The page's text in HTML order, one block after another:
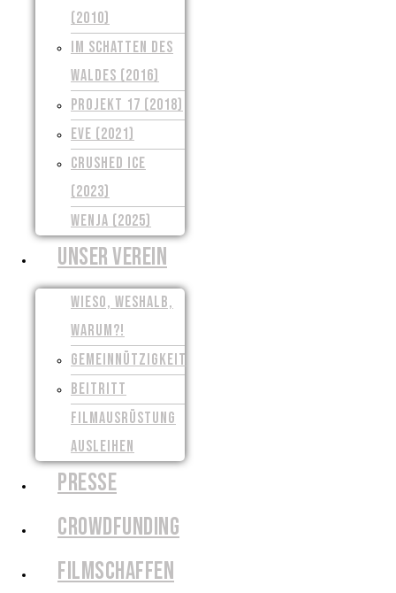
(2010)
IM SCHATTEN DES
WALDES (2016)
PROJEKT 17 (2018)
EVE (2021)
CRUSHED ICE
(2023)
WENJA (2025)
UNSER VEREIN
WIESO, WESHALB,
WARUM?!
GEMEINNÜTZIGKEIT
BEITRITT
FILMAUSRÜSTUNG
AUSLEIHEN
PRESSE
CROWDFUNDING
FILMSCHAFFEN